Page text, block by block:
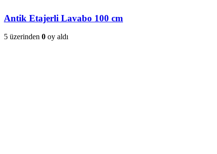
Antik Etajerli Lavabo 100 cm
5 üzerinden 0 oy aldı